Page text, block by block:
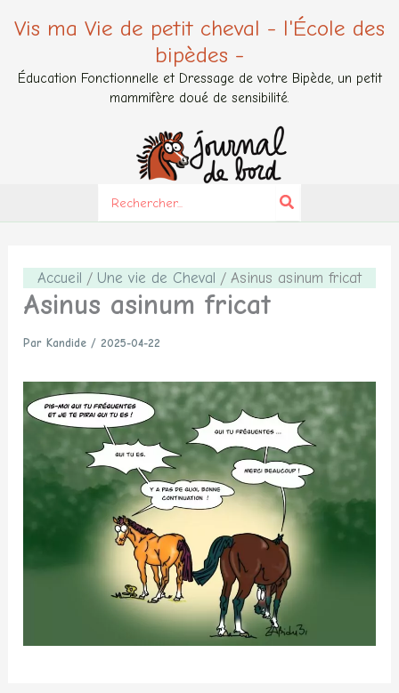
Vis ma Vie de petit cheval - l'École des
bipèdes -
Éducation Fonctionnelle et Dressage de votre Bipède, un petit
mammifère doué de sensibilité.
for:
Accueil Une vie de Cheval Asinus asinum fricat
Asinus asinum fricat
Par Kandide/2025-04-22